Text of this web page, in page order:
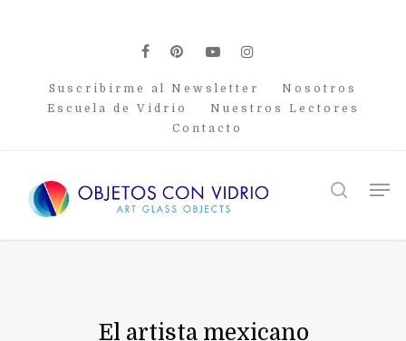
facebook
pinterest
youtubeinstagram
Suscribirme al Newsletter
Nosotros
Escuela de Vidrio
Nuestros Lectores
Contacto
search
El artista mexicano